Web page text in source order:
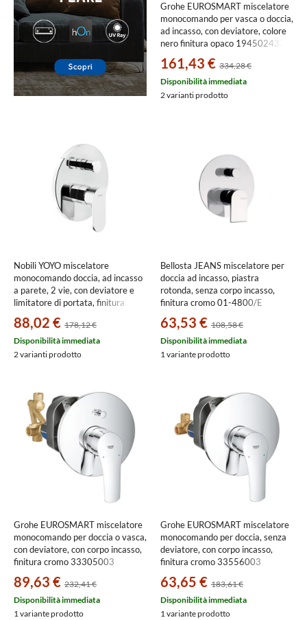
Grohe EUROSMART miscelatore
monocomando per vasca o doccia,
ad incasso, con deviatore, colore
nero finitura opaco 194502433
161,43 € 334,28 €
Disponibilità immediata
2 varianti prodotto
Nobili YOYO miscelatore
monocomando doccia, ad incasso
a parete, 2 vie, con deviatore e
limitatore di portata, finitura
88,02 € 178,12 €
Disponibilità immediata
2 varianti prodotto
Bellosta JEANS miscelatore per
doccia ad incasso, piastra
rotonda, senza corpo incasso,
finitura cromo 01-4800/E
63,53 € 108,58 €
Disponibilità immediata
1 variante prodotto
Grohe EUROSMART miscelatore
monocomando per doccia o vasca,
con deviatore, con corpo incasso,
finitura cromo 33305003
89,63 € 232,41 €
Disponibilità immediata
1 variante prodotto
Grohe EUROSMART miscelatore
monocomando per doccia, senza
deviatore, con corpo incasso,
finitura cromo 33556003
63,65 € 183,61 €
Disponibilità immediata
1 variante prodotto